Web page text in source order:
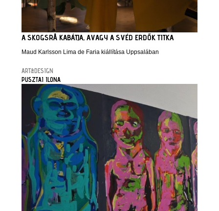
A SKOGSRÅ KABÁTJA, AVAGY A SVÉD ERDŐK TITKA
Maud Karlsson Lima de Faria kiállítása Uppsalában
ART&DESIGN
PUSZTAI ILONA